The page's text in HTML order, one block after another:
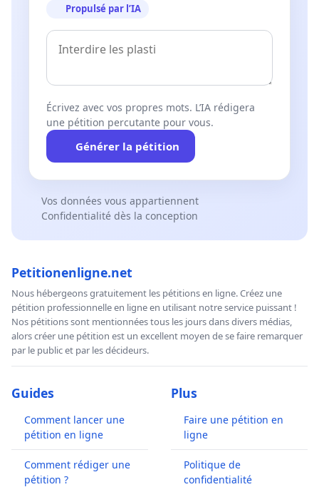
Propulsé par l’IA
Écrivez avec vos propres mots. L’IA rédigera
une pétition percutante pour vous.
Générer la pétition
Vos données vous appartiennent
Confidentialité dès la conception
Petitionenligne.net
Nous hébergeons gratuitement les pétitions en ligne. Créez une
pétition professionnelle en ligne en utilisant notre service puissant !
Nos pétitions sont mentionnées tous les jours dans divers médias,
alors créer une pétition est un excellent moyen de se faire remarquer
par le public et par les décideurs.
Guides
Comment lancer une
pétition en ligne
Comment rédiger une
pétition ?
Plus
Faire une pétition en
ligne
Politique de
confidentialité